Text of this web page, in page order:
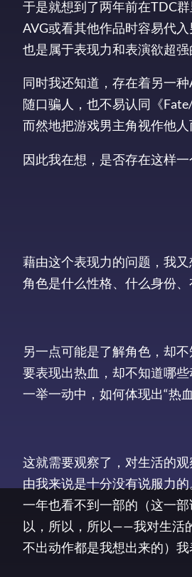
于是就想到了两年前在TDC
AVG或看其他作品时容易代
也是属于表现力和表演欲超
同时我还知道，存在着另一
随口骗人，也不易认同《
而然地把游戏男主角视作他人
因此我在想，是否存在这样
藉由这个表现力的问题，我
角色是什么性格、什么身份
另一点可能是了解角色，却
要表现出热血，却不知道哪
一举一动中，如何体现出“热
这就需要观察了，对生活的
由我来说是十分没有说服力
一年也看不到一部的（这一
以，所以，所以——我对生活
不出动作都是我想出来的）